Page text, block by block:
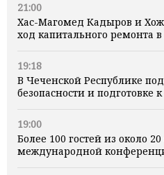
21:00
Хас-Магомед Кадыров и
ход капитального ремонта
19:18
В Чеченской Республике
безопасности и подготовке
19:00
Более 100 гостей из около
международной